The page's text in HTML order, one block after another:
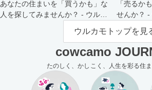
あなたの住まいを「買うかも」な
人を探してみませんか？ - ウルカ
「売るか
せんか？ -
主さま向け
ウルカモトップを見
cowcamo
たのしく、かしこく、人生を彩る住